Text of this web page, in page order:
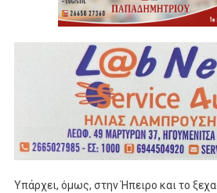
Υπάρχει, όμως, στην Ήπειρο και το